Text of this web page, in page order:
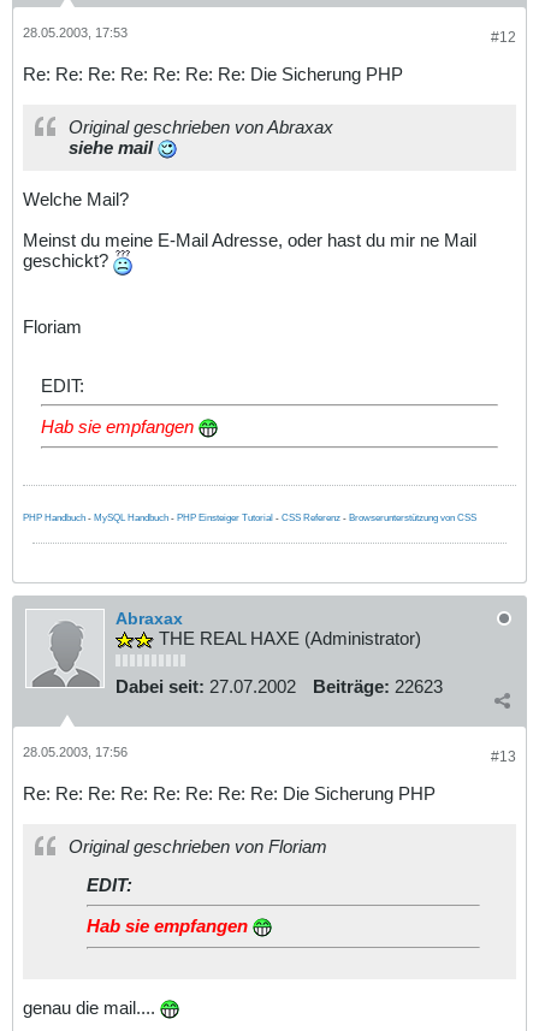
#12
28.05.2003, 17:53
Re: Re: Re: Re: Re: Re: Re: Die Sicherung PHP
Original geschrieben von Abraxax
siehe mail
Welche Mail?
Meinst du meine E-Mail Adresse, oder hast du mir ne Mail
geschickt?
Floriam
EDIT:
Hab sie empfangen
PHP Handbuch - MySQL Handbuch - PHP Einsteiger Tutorial - CSS Referenz - Browserunterstützung von CSS
Abraxax
THE REAL HAXE (Administrator)
Dabei seit: 27.07.2002 Beiträge: 22623
#13
28.05.2003, 17:56
Re: Re: Re: Re: Re: Re: Re: Re: Die Sicherung PHP
Original geschrieben von Floriam
EDIT:
Hab sie empfangen
genau die mail....